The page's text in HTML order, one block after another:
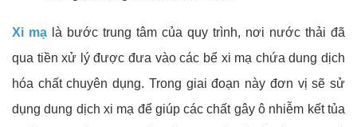
Xi mạ là bước trung tâm của quy trình, nơi nước thải đã
qua tiền xử lý được đưa vào các bể xi mạ chứa dung dịch
hóa chất chuyên dụng. Trong giai đoạn này đơn vị sẽ sử
dụng dung dịch xi mạ để giúp các chất gây ô nhiễm kết tủa